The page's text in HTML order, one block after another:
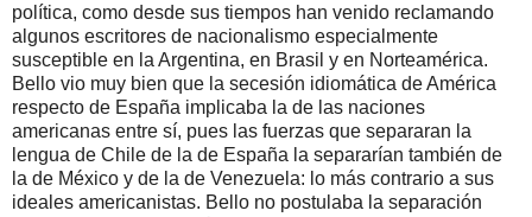
política, como desde sus tiempos han venido reclamando
algunos escritores de nacionalismo especialmente
susceptible en la Argentina, en Brasil y en Norteamérica.
Bello vio muy bien que la secesión idiomática de América
respecto de España implicaba la de las naciones
americanas entre sí, pues las fuerzas que separaran la
lengua de Chile de la de España la separarían también de
la de México y de la de Venezuela: lo más contrario a sus
ideales americanistas. Bello no postulaba la separación